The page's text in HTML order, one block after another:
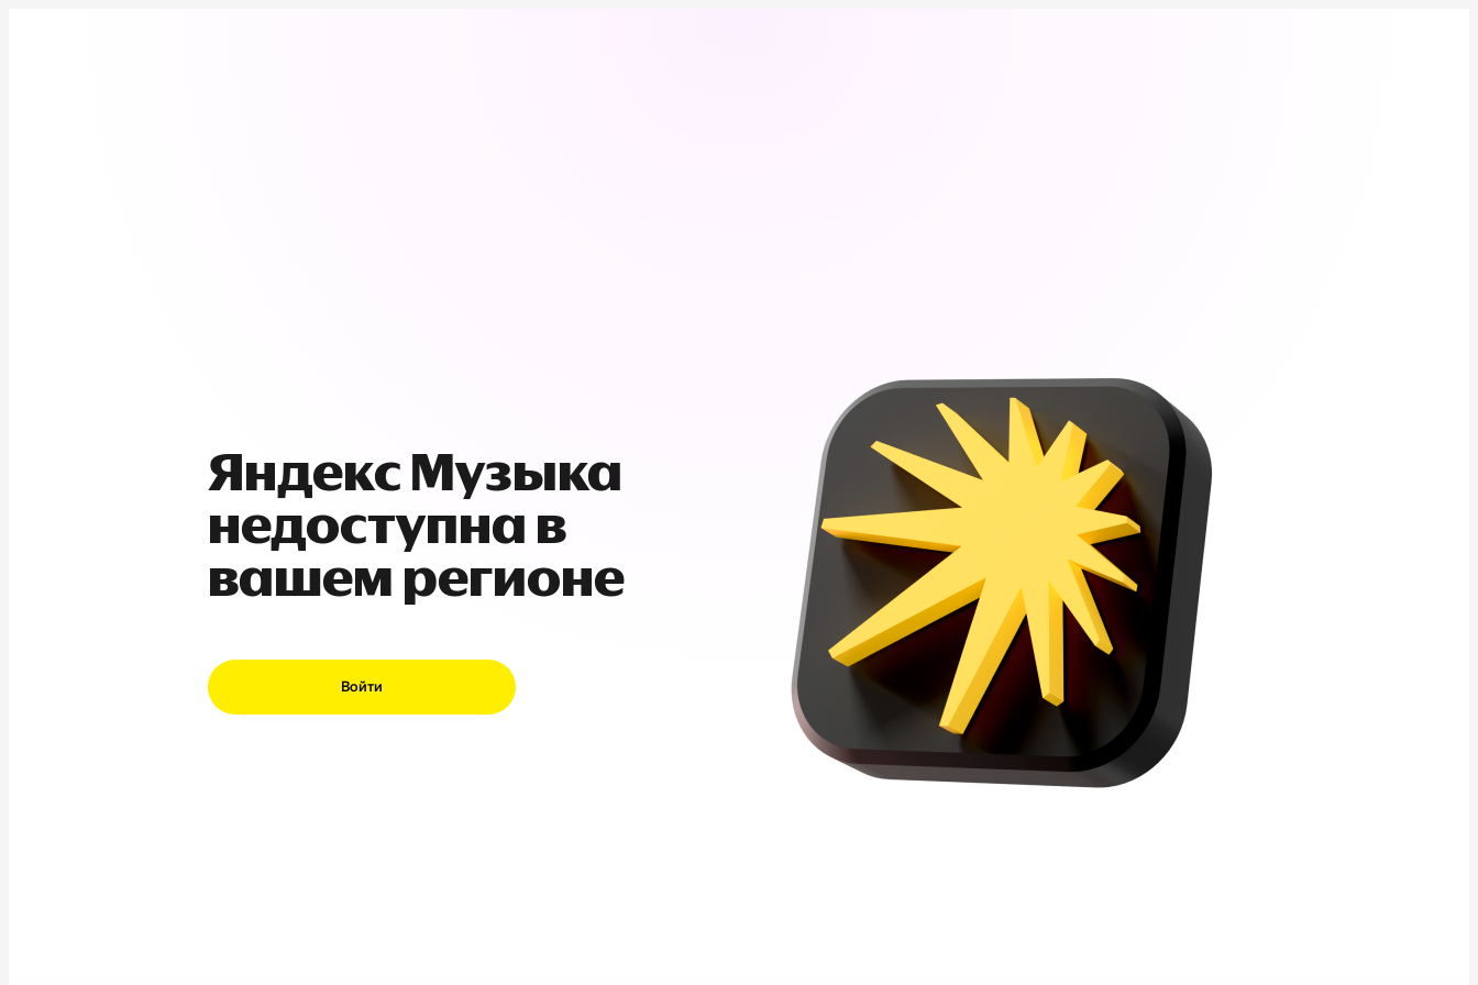
Яндекс Музыка
недоступна в
вашем регионе
Войти